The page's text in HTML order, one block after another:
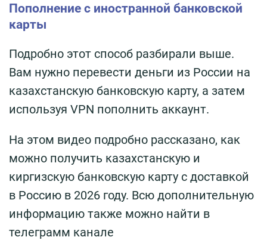
Пополнение с иностранной банковской
карты
Подробно этот способ разбирали выше.
Вам нужно перевести деньги из России на
казахстанскую банковскую карту, а затем
используя VPN пополнить аккаунт.
На этом видео подробно рассказано, как
можно получить казахстанскую и
киргизскую банковскую карту с доставкой
в Россию в 2026 году. Всю дополнительную
информацию также можно найти в
телеграмм канале